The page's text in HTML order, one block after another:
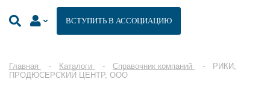
ВСТУПИТЬ В АССОЦИАЦИЮ
Главная Каталоги Справочник компаний
РИКИ,
ПРОДЮСЕРСКИЙ ЦЕНТР, ООО